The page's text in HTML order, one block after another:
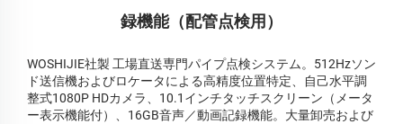
録機能（配管点検用）
WOSHIJIE社製 工場直送専門パイプ点検システム。512Hzソン
ド送信機およびロケータによる高精度位置特定、自己水平調
整式1080P HDカメラ、10.1インチタッチスクリーン（メータ
ー表示機能付）、16GB音声／動画記録機能。大量卸売および